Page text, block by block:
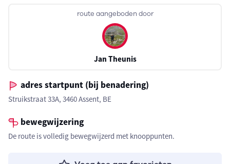
route aangeboden door
Jan Theunis
adres startpunt (bij benadering)
Struikstraat 33A, 3460 Assent, BE
bewegwijzering
De route is volledig bewegwijzerd met knooppunten.